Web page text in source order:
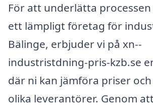
För att underlätta
ett lämpligt företag för
Bälinge, erbjuder vi på xn--
industristdning-pris-kzb.se
där ni kan jämföra priser
olika leverantörer. Genom